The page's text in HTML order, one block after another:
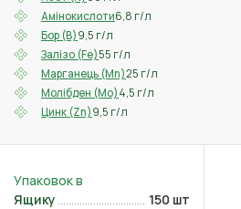
Амінокислоти6,8 г/л
Бор (B) 9,5 г/л
Залізо (Fe) 55 г/л
Марганець (Mn)25 г/л
Молібден (Mo) 4,5 г/л
Цинк (Zn) 9,5 г/л
Ящику 150 шт